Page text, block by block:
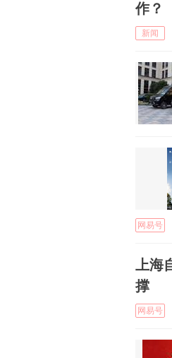
作？
新闻
网易号
上海
撑
网易号